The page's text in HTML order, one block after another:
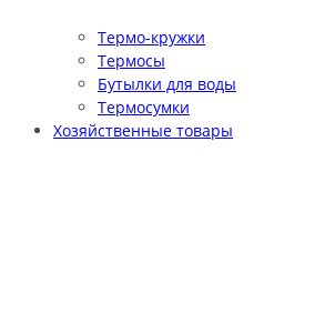
Термо-кружки
Термосы
Бутылки для воды
Термосумки
Хозяйственные товары